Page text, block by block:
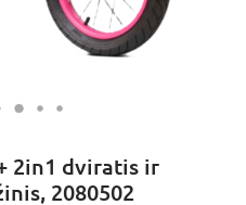
2in1 dviratis ir
2080502